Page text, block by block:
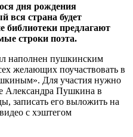
дня рождения
вся страна будет
библиотеки предлагают
строки поэта.
наполнен пушкинским
желающих поучаствовать в
Для участия нужно
Александра Пушкина в
записать его выложить на
с хэштегом